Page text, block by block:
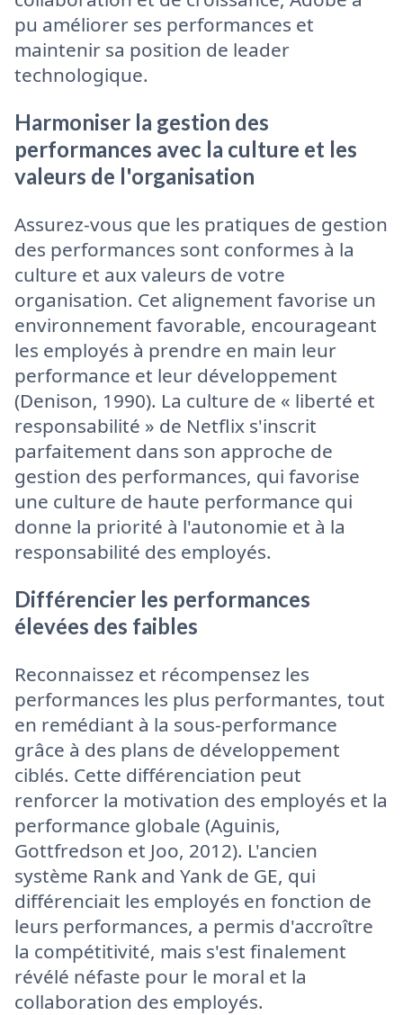
pu améliorer ses performances et
maintenir sa position de leader
technologique.
Harmoniser la gestion des
performances avec la culture et les
valeurs de l'organisation
Assurez-vous que les pratiques de gestion
des performances sont conformes à la
culture et aux valeurs de votre
organisation. Cet alignement favorise un
environnement favorable, encourageant
les employés à prendre en main leur
performance et leur développement
(Denison, 1990). La culture de « liberté et
responsabilité » de Netflix s'inscrit
parfaitement dans son approche de
gestion des performances, qui favorise
une culture de haute performance qui
donne la priorité à l'autonomie et à la
responsabilité des employés.
Différencier les performances
élevées des faibles
Reconnaissez et récompensez les
performances les plus performantes, tout
en remédiant à la sous-performance
grâce à des plans de développement
ciblés. Cette différenciation peut
renforcer la motivation des employés et la
performance globale (Aguinis,
Gottfredson et Joo, 2012). L'ancien
système Rank and Yank de GE, qui
différenciait les employés en fonction de
leurs performances, a permis d'accroître
la compétitivité, mais s'est finalement
révélé néfaste pour le moral et la
collaboration des employés.